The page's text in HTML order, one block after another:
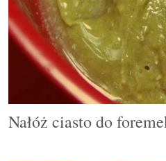
Nałóż ciasto do